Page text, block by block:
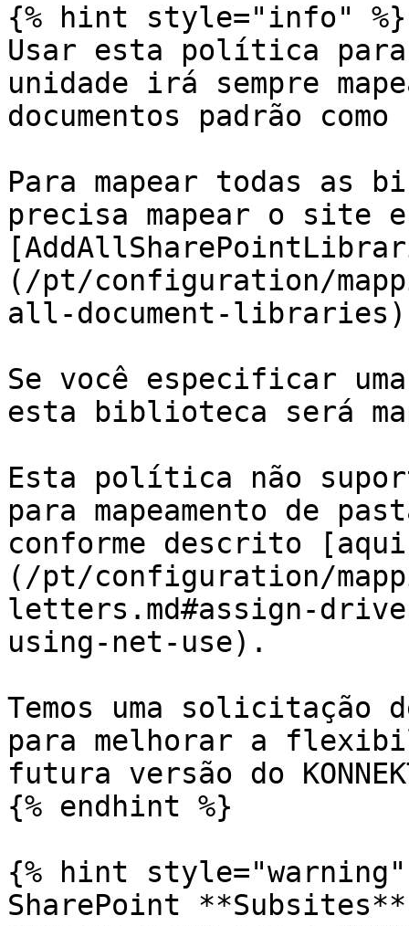
{% hint style="info" %}
Usar esta política para
unidade irá sempre
documentos padrão
Para mapear todas as
precisa mapear o
(/pt/configuration/
all-document-libraries)
Se você especificar
esta biblioteca será
Esta política não
para mapeamento de
conforme descrito
(/pt/configuration/
letters.md#assign-
using-net-use).
Temos uma solicitação
para melhorar a
futura versão do
{% endhint %}
{% hint style="warning"
SharePoint